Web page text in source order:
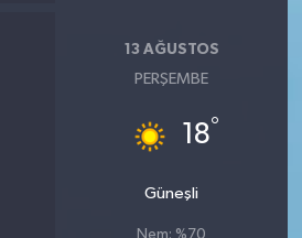
13 AĞUSTOS
PERŞEMBE
18°
Güneşli